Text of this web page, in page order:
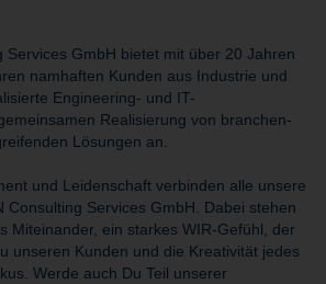
Services GmbH bietet mit über 20 Jahren
namhaften Kunden aus Industrie und
Engineering- und IT-
Realisierung von branchen-
Lösungen an.
und Leidenschaft verbinden alle unsere
Consulting Services GmbH. Dabei stehen
Miteinander, ein starkes WIR-Gefühl, der
unseren Kunden und die Kreativität jedes
Werde auch Du Teil unserer